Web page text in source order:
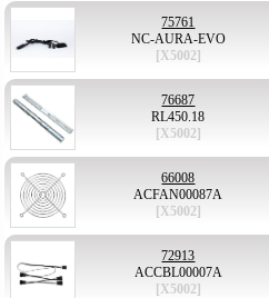
75761
NC-AURA-EVO
[X5002]
76687
RL450.18
[X5002]
66008
ACFAN00087A
[X5002]
72913
ACCBL00007A
[X5002]